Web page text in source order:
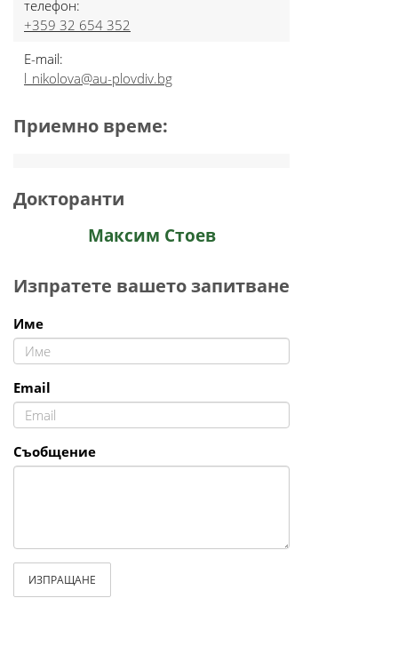
телефон:
+359 32 654 352
E-mail:
l_nikolova@au-plovdiv.bg
Приемно време:
Докторанти
Максим Стоев
Изпратете вашето запитване
Име
Email
Съобщение
ИЗПРАЩАНЕ